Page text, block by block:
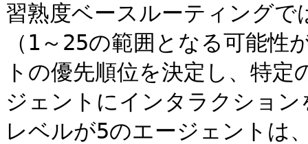
習熟度ベースルーティング
（1～25の範囲となる可能
トの優先順位を決定し、特
ジェントにインタラクショ
レベルが5のエージェントは